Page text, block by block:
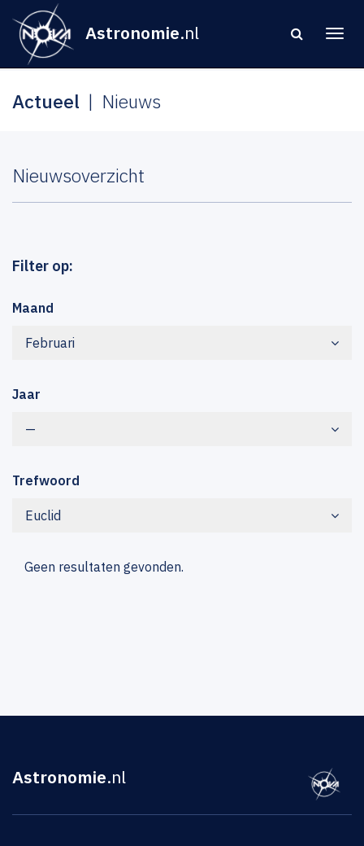
Astronomie.nl
Actueel Nieuws
Nieuwsoverzicht
Filter op:
Maand
Februari
Jaar
—
Trefwoord
Euclid
Geen resultaten gevonden.
Astronomie.nl